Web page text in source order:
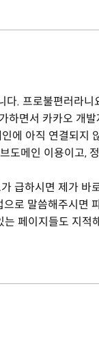
. 프로불편러라
하면서 카카오 개
에 아직 연결되지
메인 이용이고,
급하시면 제가 바
으로 말씀해주시면
페이지들도 지